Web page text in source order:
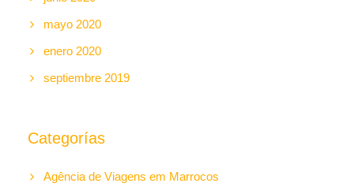
mayo 2020
enero 2020
septiembre 2019
Categorías
Agência de Viagens em Marrocos